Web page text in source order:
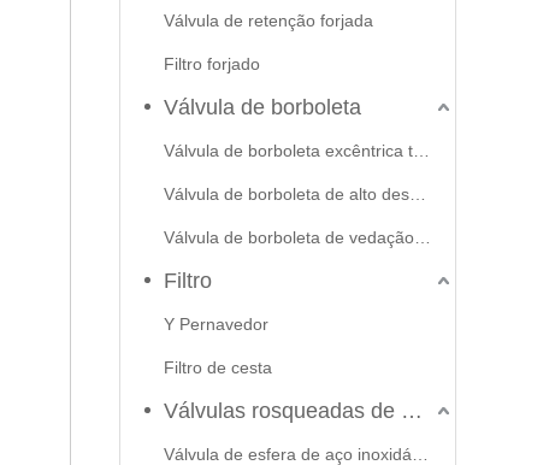
Válvula de retenção forjada
Filtro forjado
Válvula de borboleta
Filtro
Y Pernavedor
Filtro de cesta
Válvulas rosqueadas de aço inoxidável